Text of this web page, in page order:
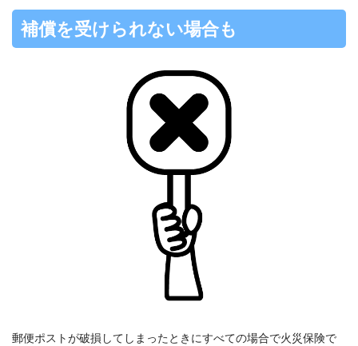
補償を受けられない場合も
郵便ポストが破損してしまったときにすべての場合で火災保険で